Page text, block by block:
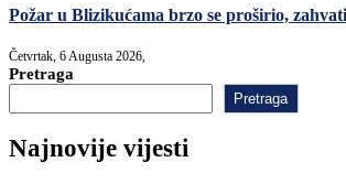
Požar u Blizikućama brzo se proširio,
Četvrtak, 6 Augusta 2026,
Pretraga
Pretraga
Najnovije vijesti